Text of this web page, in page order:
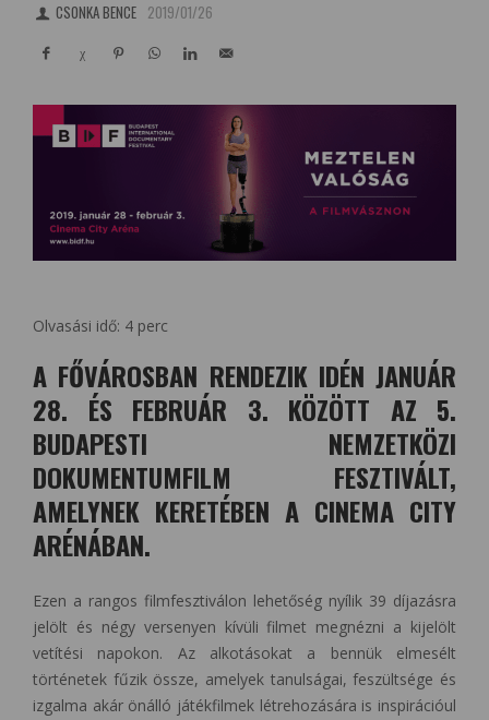
CSONKA BENCE 2019/01/26
Olvasási idő: 4 perc
A FŐVÁROSBAN RENDEZIK IDÉN JANUÁR
28. ÉS FEBRUÁR 3. KÖZÖTT AZ 5.
BUDAPESTI NEMZETKÖZI
DOKUMENTUMFILM FESZTIVÁLT,
AMELYNEK KERETÉBEN A CINEMA CITY
ARÉNÁBAN.
Ezen a rangos filmfesztiválon lehetőség nyílik 39 díjazásra
jelölt és négy versenyen kívüli filmet megnézni a kijelölt
vetítési napokon. Az alkotásokat a bennük elmesélt
történetek fűzik össze, amelyek tanulságai, feszültsége és
izgalma akár önálló játékfilmek létrehozására is inspirációul